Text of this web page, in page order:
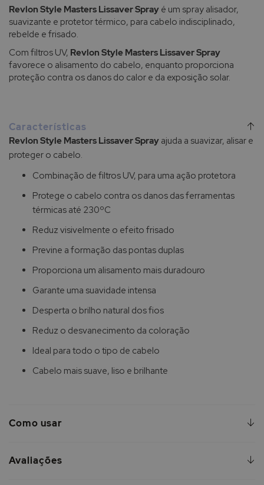
Revlon Style Masters Lissaver Spray é um spray alisador,
suavizante e protetor térmico, para cabelo indisciplinado,
rebelde e frisado.
Com filtros UV, Revlon Style Masters Lissaver Spray
favorece o alisamento do cabelo, enquanto proporciona
proteção contra os danos do calor e da exposição solar.
Características
Revlon Style Masters Lissaver Spray ajuda a suavizar, alisar e
proteger o cabelo.
Combinação de filtros UV, para uma ação protetora
Protege o cabelo contra os danos das ferramentas
térmicas até 230ºC
Reduz visivelmente o efeito frisado
Previne a formação das pontas duplas
Proporciona um alisamento mais duradouro
Garante uma suavidade intensa
Desperta o brilho natural dos fios
Reduz o desvanecimento da coloração
Ideal para todo o tipo de cabelo
Cabelo mais suave, liso e brilhante
Como usar
Avaliações